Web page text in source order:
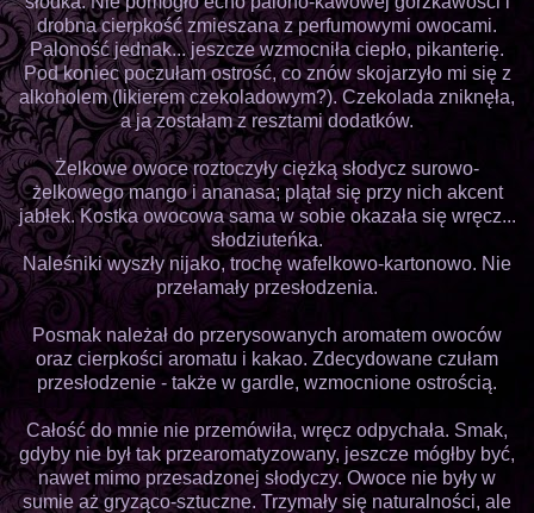
drobna cierpkość zmieszana z perfumowymi owocami.
Paloność jednak... jeszcze wzmocniła ciepło, pikanterię.
Pod koniec poczułam ostrość, co znów skojarzyło mi się z
alkoholem (likierem czekoladowym?). Czekolada zniknęła,
a ja zostałam z resztami dodatków.
Żelkowe owoce roztoczyły ciężką słodycz surowo-
żelkowego mango i ananasa; plątał się przy nich akcent
jabłek. Kostka owocowa sama w sobie okazała się wręcz...
słodziuteńka.
Naleśniki wyszły nijako, trochę wafelkowo-kartonowo. Nie
przełamały przesłodzenia.
Posmak należał do przerysowanych aromatem owoców
oraz cierpkości aromatu i kakao. Zdecydowane czułam
przesłodzenie - także w gardle, wzmocnione ostrością.
Całość do mnie nie przemówiła, wręcz odpychała. Smak,
gdyby nie był tak przearomatyzowany, jeszcze mógłby być,
nawet mimo przesadzonej słodyczy. Owoce nie były w
sumie aż gryząco-sztuczne. Trzymały się naturalności, ale